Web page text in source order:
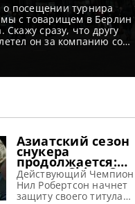
о посещении турнира
с товарищем в Берлин
сразу, что другу
он за компанию со
мы впоследствии
нашего прилета
Азиатский сезон
снукера
продолжается:
турнир China Open
2026 предлагает
рекордные
Действующий Чемпион
Нил Робертсон начнет
защиту своего титула